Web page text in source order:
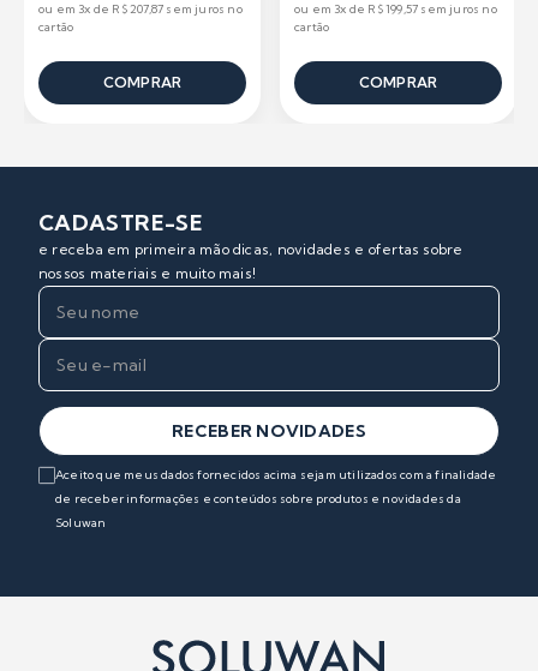
ou em 3x de R$ 207,87 sem juros no
cartão
COMPRAR
ou em 3x de R$ 199,57 sem juros no
cartão
COMPRAR
CADASTRE-SE
e receba em primeira mão dicas, novidades e ofertas sobre
nossos materiais e muito mais!
RECEBER NOVIDADES
Aceito que meus dados fornecidos acima sejam utilizados com a finalidade
de receber informações e conteúdos sobre produtos e novidades da
Soluwan